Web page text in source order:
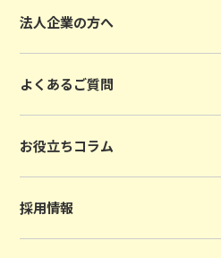
法人企業の方へ
よくあるご質問
お役立ちコラム
採用情報